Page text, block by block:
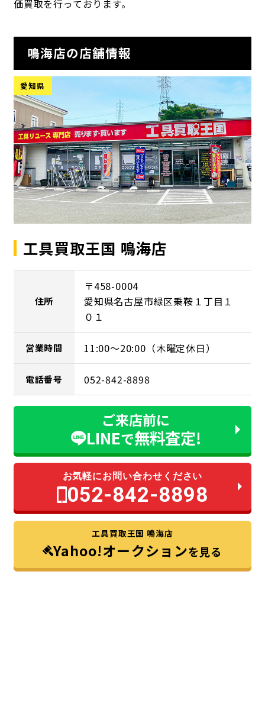
価買取を行っております。
鳴海店の店舗情報
愛知県
工具買取王国 鳴海店
住所
〒458-0004
愛知県名古屋市緑区乗鞍１丁目１
０１
営業時間 11:00～20:00（木曜定休日）
電話番号 052-842-8898
ご来店前に
LINEで無料査定!
お気軽にお問い合わせください
052-842-8898
工具買取王国 鳴海店
Yahoo!オークションを見る